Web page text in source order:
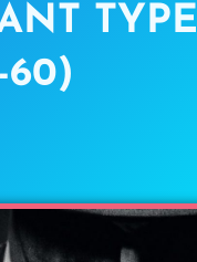
TYPE
60)